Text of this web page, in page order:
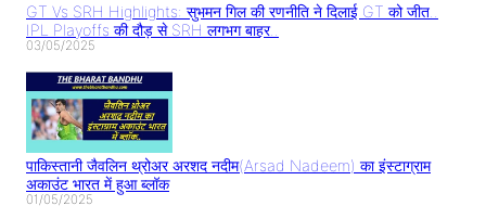
GT Vs SRH Highlights: सुभमन गिल की रणनीति ने दिलाई GT को जीत..
IPL Playoffs की दौड़ से SRH लगभग बाहर..
03/05/2025
पाकिस्तानी जैवलिन थ्रोअर अरशद नदीम(Arsad Nadeem) का इंस्टाग्राम
अकाउंट भारत में हुआ ब्लॉक
01/05/2025